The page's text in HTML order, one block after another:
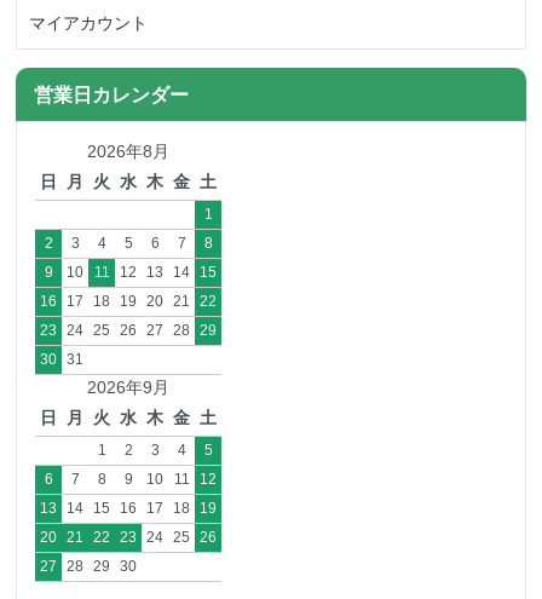
マイアカウント
営業日カレンダー
2026年8月
日
月 火 水 木 金 土
1
2
3 4 5 6 7
8
9
10 11 12 13 14
15
16
17 18 19 20 21
22
23
24 25 26 27 28
29
30
31
2026年9月
日
月 火 水 木 金 土
1 2 3 4
5
6
7 8 9 10 11
12
13
14 15 16 17 18
19
20
21 22 23 24 25
26
27
28 29 30